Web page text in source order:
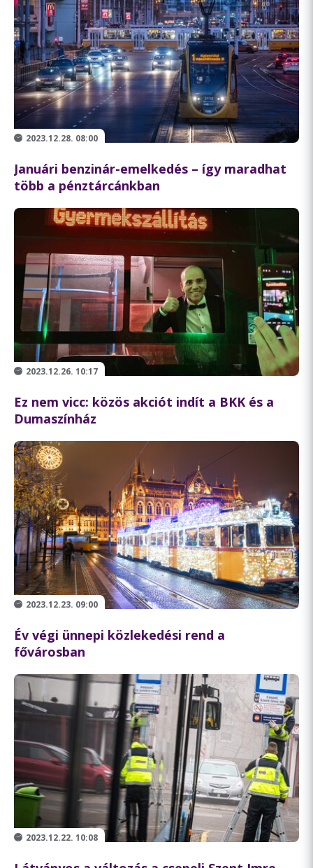
2023.12.28. 08:00
Januári benzinár-emelkedés – így maradhat
több a pénztárcánkban
2023.12.26. 10:17
Ez nem vicc: közös akciót indít a BKK és a
Dumaszínház
2023.12.23. 09:00
Év végi ünnepi közlekedési rend a
fővárosban
2023.12.22. 10:08